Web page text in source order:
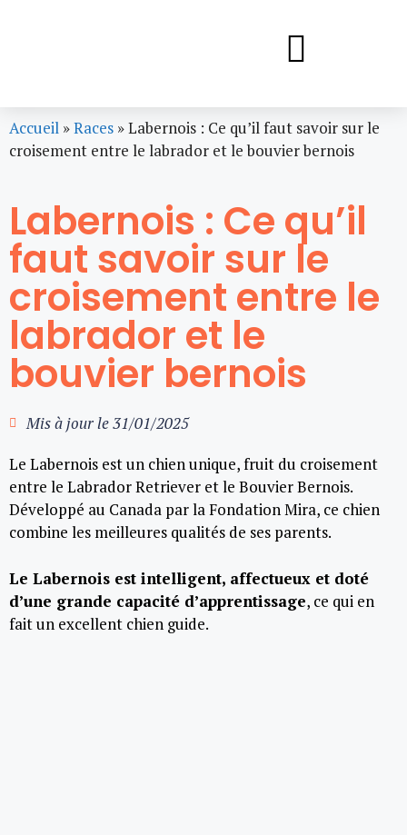
Accueil »Races »Labernois : Ce qu’il faut savoir sur le
croisement entre le labrador et le bouvier bernois
Labernois : Ce qu’il
faut savoir sur le
croisement entre le
labrador et le
bouvier bernois
Mis à jour le31/01/2025
Le Labernois est un chien unique, fruit du croisement
entre le Labrador Retriever et le Bouvier Bernois.
Développé au Canada par la Fondation Mira, ce chien
combine les meilleures qualités de ses parents.
Le Labernois est intelligent, affectueux et doté
d’une grande capacité d’apprentissage, ce qui en
fait un excellent chien guide.